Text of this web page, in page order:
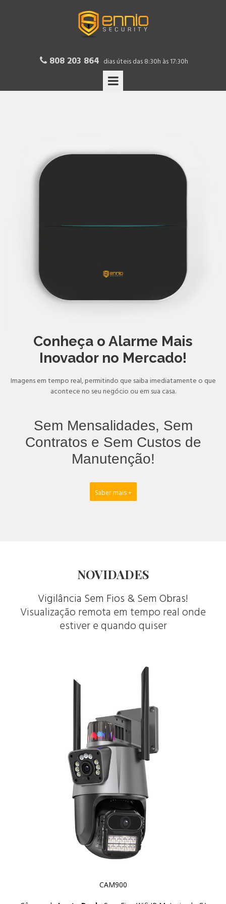
 808 203 864 dias úteis das 8:30h às 17:30h
Conheça o Alarme Mais
Inovador no Mercado!
Imagens em tempo real, permitindo que saiba imediatamente o que
acontece no seu negócio ou em sua casa.
Sem Mensalidades, Sem
Contratos e Sem Custos de
Manutenção!
Saber mais +
NOVIDADES
Vigilância Sem Fios & Sem Obras!
Visualização remota em tempo real onde
estiver e quando quiser
CAM900